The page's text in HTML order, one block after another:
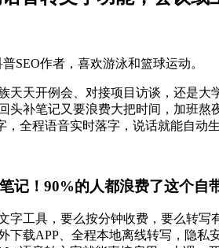
SEO作者，喜欢游泳和篮球运动。
天天开例会、对接项目访谈，还是
头补笔记又要浪费大把时间，加班
，全程语音实时落字，说话就能自动
记！90%的人都浪费了这个自
字工具，要么按分钟收费，要么转
下载APP、全程本地离线转写，隐